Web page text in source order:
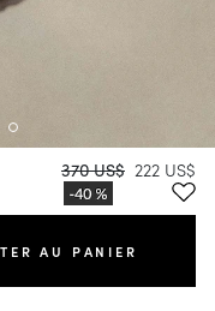
370 US$ 222 US$
AU PANIER